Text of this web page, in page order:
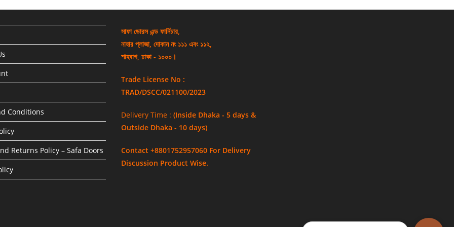
Conditions
Returns Policy – Safa Doors
সাফা ডোরস এন্ড ফার্নিচার,
নাহার প্লাজা, দোকান নং ১১১ এবং ১১২,
শাহবাগ, ঢাকা - ১০০০।
Trade License No :
TRAD/DSCC/021100/2023
Delivery Time : (Inside Dhaka - 5 days &
Outside Dhaka - 10 days)
Contact +8801752957060 For Delivery
Discussion Product Wise.